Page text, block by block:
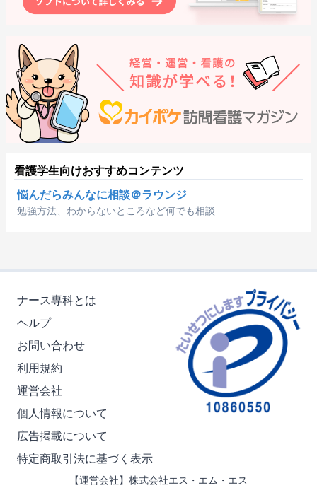
看護学生向けおすすめコンテンツ
悩んだらみんなに相談＠ラウンジ
勉強方法、わからないところなど何でも相談
ナース専科とは
ヘルプ
お問い合わせ
利用規約
運営会社
個人情報について
広告掲載について
特定商取引法に基づく表示
【運営会社】株式会社エス・エム・エス